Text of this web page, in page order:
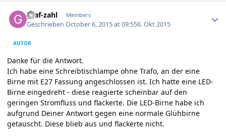
graf-zahl Members
GeschriebenOctober 6, 2015 at 09:556. Okt 2015
AUTOR
Danke für die Antwort.
Ich habe eine Schreibtischlampe ohne Trafo, an der eine
Birne mit E27 Fassung angeschlossen ist. Ich hatte eine LED-
Birne eingedreht - diese reagierte scheinbar auf den
geringen Stromfluss und flackerte. Die LED-Birne habe ich
aufgrund Deiner Antwort gegen eine normale Glühbirne
getauscht. Diese blieb aus und flackerte nicht.